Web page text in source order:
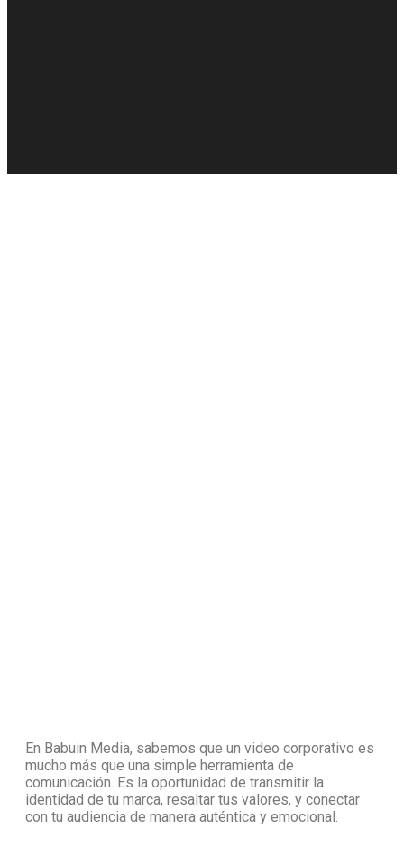
En Babuin Media, sabemos que un video corporativo es
mucho más que una simple herramienta de
comunicación. Es la oportunidad de transmitir la
identidad de tu marca, resaltar tus valores, y conectar
con tu audiencia de manera auténtica y emocional.